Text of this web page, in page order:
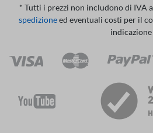
* Tutti i prezzi non includono di IVA
spedizioneed eventuali costi per il
indicazione